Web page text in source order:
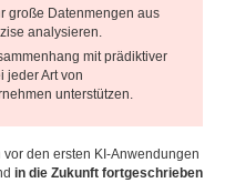
große Datenmengen aus
analysieren.
mit prädiktiver
jeder Art von
unterstützen.
den ersten KI-Anwendungen
in die Zukunft fortgeschrieben